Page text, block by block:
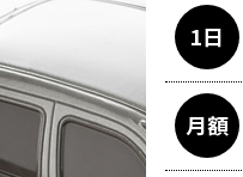
1日
月額